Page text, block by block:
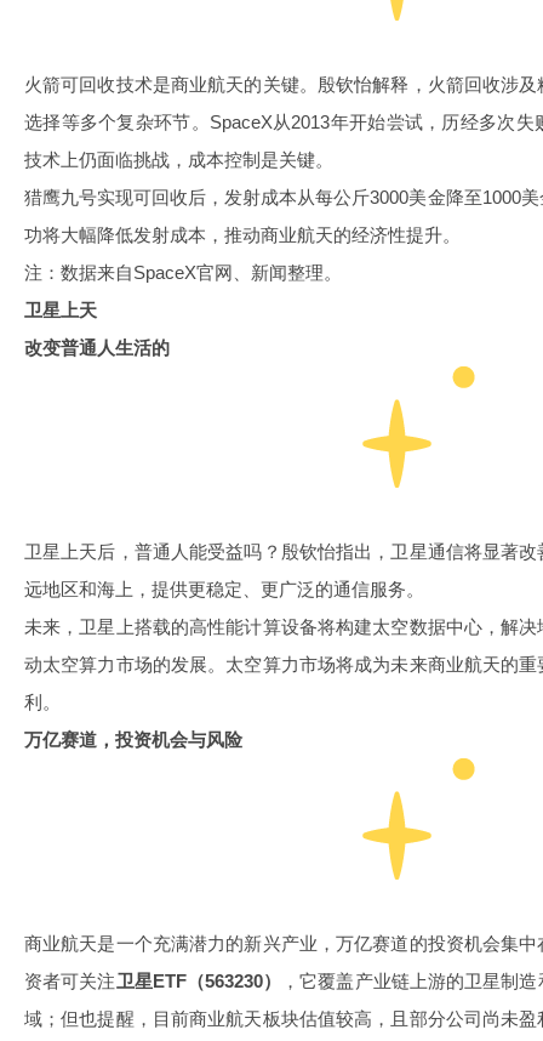
火箭可回收技术是商业航天的关键。殷钦怡解释，火箭回收涉
选择等多个复杂环节。SpaceX从2013年开始尝试，历经多次
技术上仍面临挑战，成本控制是关键。
猎鹰九号实现可回收后，发射成本从每公斤3000美金降至1000
功将大幅降低发射成本，推动商业航天的经济性提升。
注：数据来自SpaceX官网、新闻整理。
卫星上天
改变普通人生活的
卫星上天后，普通人能受益吗？殷钦怡指出，卫星通信将显著
远地区和海上，提供更稳定、更广泛的通信服务。
未来，卫星上搭载的高性能计算设备将构建太空数据中心，解
动太空算力市场的发展。太空算力市场将成为未来商业航天的
利。
万亿赛道，投资机会与风险
商业航天是一个充满潜力的新兴产业，万亿赛道的投资机会集
资者可关注卫星ETF（563230）
，它覆盖产业链上游的卫星制
域；但也提醒，目前商业航天板块估值较高，且部分公司尚未